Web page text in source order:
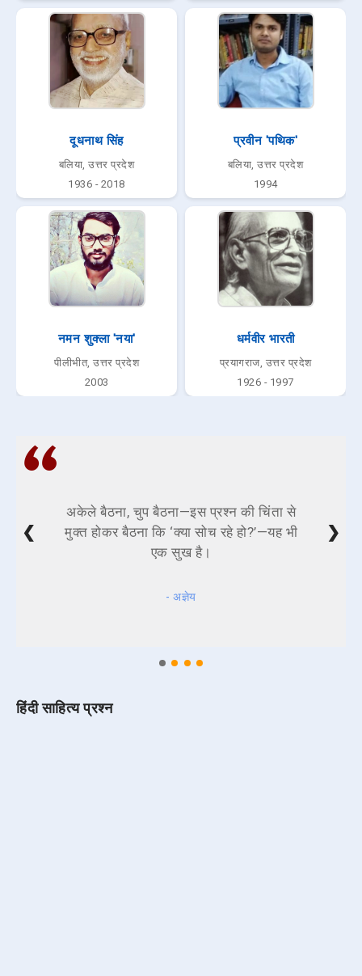
दूधनाथ सिंह
बलिया, उत्तर प्रदेश
1936 - 2018
प्रवीन 'पथिक'
बलिया, उत्तर प्रदेश
1994
नमन शुक्ला 'नया'
पीलीभीत, उत्तर प्रदेश
2003
धर्मवीर भारती
प्रयागराज, उत्तर प्रदेश
1926 - 1997
अकेले बैठना, चुप बैठना—इस प्रश्न की चिंता से
मुक्त होकर बैठना कि ‘क्या सोच रहे हो?’—यह भी
एक सुख है।
- अज्ञेय
❮ ❯
हिंदी साहित्य प्रश्न